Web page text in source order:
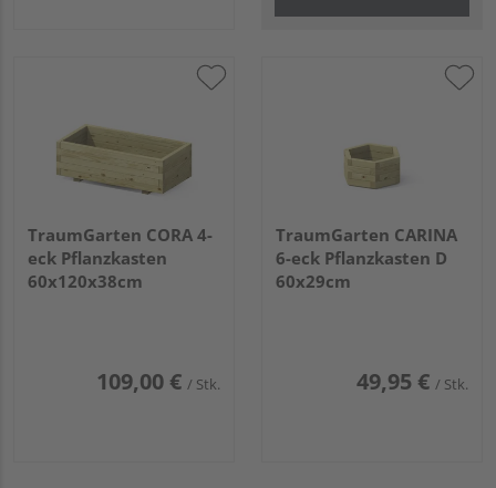
TraumGarten CORA 4-
eck Pflanzkasten
60x120x38cm
109,00 € / Stk.
TraumGarten CARINA
6-eck Pflanzkasten D
60x29cm
49,95 € / Stk.